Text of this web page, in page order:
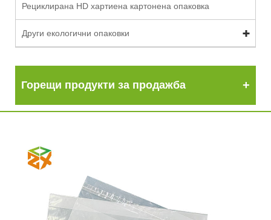
Рециклирана HD хартиена картонена опаковка
Други екологични опаковки
Горещи продукти за продажба